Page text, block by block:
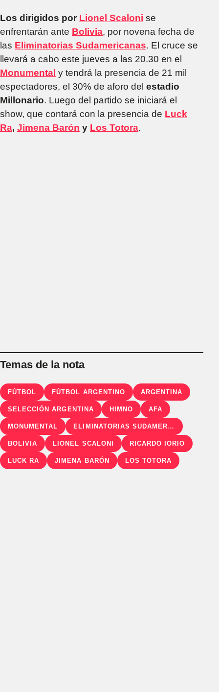
Los dirigidos por Lionel Scaloni se
enfrentarán ante Bolivia, por novena fecha de
las Eliminatorias Sudamericanas. El cruce se
llevará a cabo este jueves a las 20.30 en el
Monumental y tendrá la presencia de 21 mil
espectadores, el 30% de aforo del estadio
Millonario. Luego del partido se iniciará el
show, que contará con la presencia de Luck
Ra, Jimena Barón y Los Totora.
Temas de la nota
FÚTBOL FÚTBOL ARGENTINO ARGENTINA
SELECCIÓN ARGENTINA HIMNO AFA
MONUMENTAL ELIMINATORIAS SUDAMERICANAS
BOLIVIA LIONEL SCALONI RICARDO IORIO
LUCK RA JIMENA BARÓN LOS TOTORA